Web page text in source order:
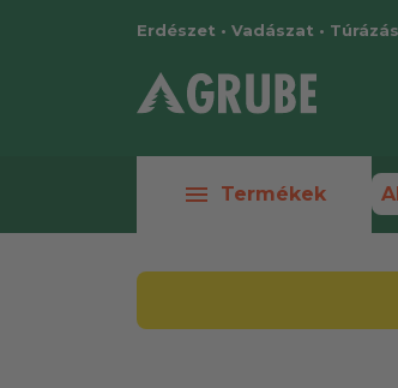
Erdészet • Vadászat • Túrázás
menu Termékek